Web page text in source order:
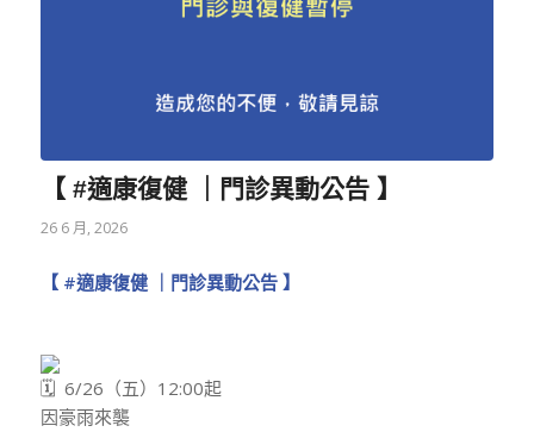
【 #適康復健 ｜門診異動公告 】
26 6 月, 2026
【 #適康復健｜門診異動公告 】
6/26（五）12:00起
因豪雨來襲